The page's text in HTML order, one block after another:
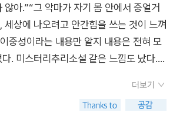
않아.”“그 악마가 자기 몸 안에서 중얼거
중성이라는 내용만 알지 내용은 전혀 모
. 미스터리추리소설 같은 느낌도 났다.아
어떻게 나타나는지 써져있다.사실 책은 아
지만, 우리 현실에서도 사이코패스나 연
더보기